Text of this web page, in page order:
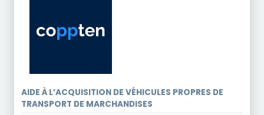
AIDE À L’ACQUISITION DE VÉHICULES PROPRES DE
TRANSPORT DE MARCHANDISES